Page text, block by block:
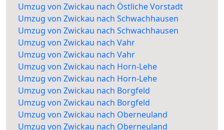
Umzug von Zwickau nach Östliche Vorstadt
Umzug von Zwickau nach Schwachhausen
Umzug von Zwickau nach Schwachhausen
Umzug von Zwickau nach Vahr
Umzug von Zwickau nach Vahr
Umzug von Zwickau nach Horn-Lehe
Umzug von Zwickau nach Horn-Lehe
Umzug von Zwickau nach Borgfeld
Umzug von Zwickau nach Borgfeld
Umzug von Zwickau nach Oberneuland
Umzug von Zwickau nach Oberneuland